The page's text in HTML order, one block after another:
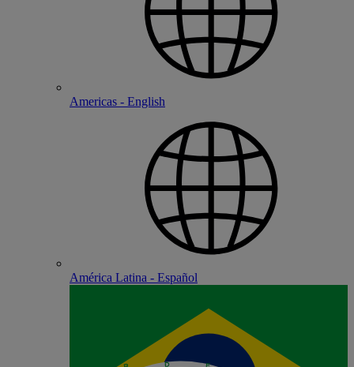
Americas - English
América Latina - Español